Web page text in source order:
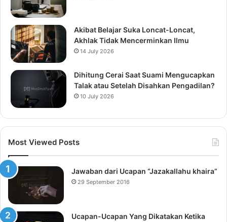
Akibat Belajar Suka Loncat-Loncat,
Akhlak Tidak Mencerminkan Ilmu
14 July 2026
Dihitung Cerai Saat Suami Mengucapkan
Talak atau Setelah Disahkan Pengadilan?
10 July 2026
Most Viewed Posts
Jawaban dari Ucapan “Jazakallahu khaira”
29 September 2016
Ucapan-Ucapan Yang Dikatakan Ketika